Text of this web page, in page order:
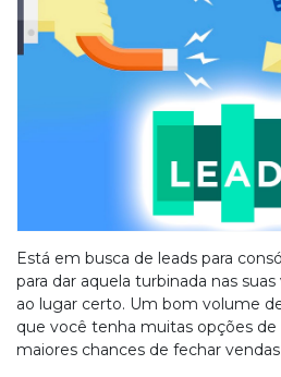
Está em busca de leads para
para dar aquela turbinada nas
ao lugar certo. Um bom volume
que você tenha muitas opções de
maiores chances de fechar